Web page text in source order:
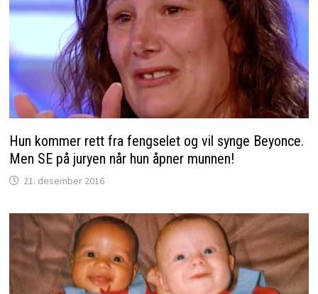
Hun kommer rett fra fengselet og vil synge Beyonce.
Men SE på juryen når hun åpner munnen!
21. desember 2016